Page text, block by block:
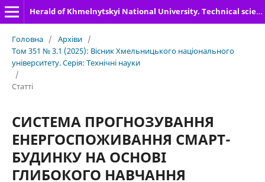
Herald of Khmelnytskyi National University. Technical sciences
Головна / Архіви /
Том 351 № 3.1 (2025): Вісник Хмельницького національного
університету. Серія: Технічні науки
/
Статті
СИСТЕМА ПРОГНОЗУВАННЯ
ЕНЕРГОСПОЖИВАННЯ СМАРТ-
БУДИНКУ НА ОСНОВІ
ГЛИБОКОГО НАВЧАННЯ